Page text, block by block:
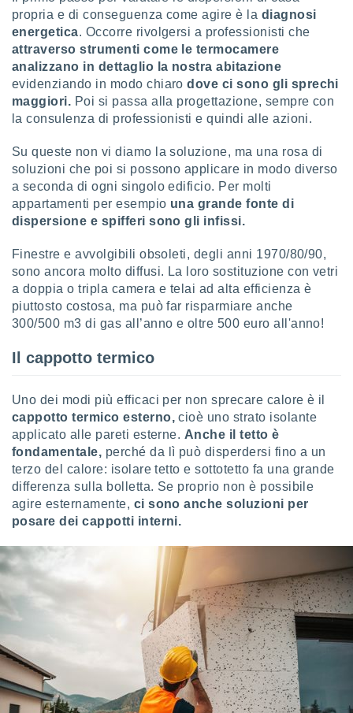
" o
cookie
sito
dei
su
e/o
dati
la
della
creare
la
profili
per
profili
degli
il
o la
di
propria e di conseguenza come agire è la diagnosi
energetica. Occorre rivolgersi a professionisti che
attraverso strumenti come le termocamere
analizzano in dettaglio la nostra abitazione
evidenziando in modo chiarodove ci sono gli sprechi
maggiori. Poi si passa alla progettazione, sempre con
la consulenza di professionisti e quindi alle azioni.
Su queste non vi diamo la soluzione, ma una rosa di
soluzioni che poi si possono applicare in modo diverso
a seconda di ogni singolo edificio. Per molti
appartamenti per esempio una grande fonte di
dispersione e spifferi sono gli infissi.
Finestre e avvolgibili obsoleti, degli anni 1970/80/90,
sono ancora molto diffusi. La loro sostituzione con vetri
a doppia o tripla camera e telai ad alta efficienza è
piuttosto costosa, ma può far risparmiare anche
300/500 m3 di gas all’anno e oltre 500 euro all'anno!
Il cappotto termico
Uno dei modi più efficaci per non sprecare calore è il
cappotto termico esterno,cioè uno strato isolante
applicato alle pareti esterne. Anche il tetto è
fondamentale, perché da lì può disperdersi fino a un
terzo del calore: isolare tetto e sottotetto fa una grande
differenza sulla bolletta. Se proprio non è possibile
agire esternamente, ci sono anche soluzioni per
posare dei cappotti interni.